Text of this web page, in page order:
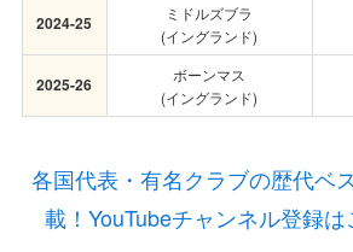
2024-25
ミドルズブラ
(イングランド)
2025-26
ボーンマス
(イングランド)
各国代表・有名クラブの歴代ベ
載！YouTubeチャンネル登録は